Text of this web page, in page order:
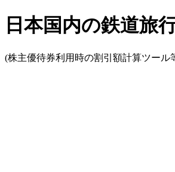
日本国内の鉄道旅
(株主優待券利用時の割引額計算ツール